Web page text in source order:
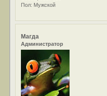
Пол: Мужской
Магда
Администратор